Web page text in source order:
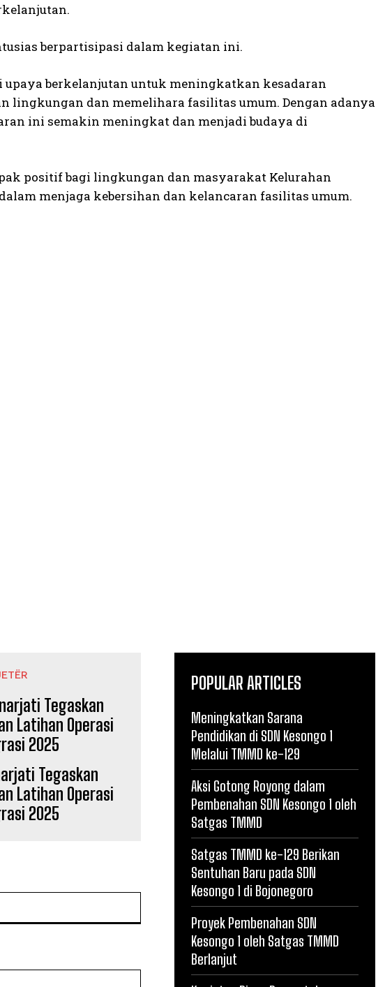
berpartisipasi dalam kegiatan ini.
upaya berkelanjutan untuk meningkatkan kesadaran
lingkungan dan memelihara fasilitas umum. Dengan adanya
ini semakin meningkat dan menjadi budaya di
positif bagi lingkungan dan masyarakat Kelurahan
menjaga kebersihan dan kelancaran fasilitas umum.
Tegaskan
Latihan Operasi
2025
POPULAR ARTICLES
Meningkatkan Sarana
Pendidikan di SDN Kesongo 1
Melalui TMMD ke-129
Aksi Gotong Royong dalam
Pembenahan SDN Kesongo 1 oleh
Satgas TMMD
Satgas TMMD ke-129 Berikan
Sentuhan Baru pada SDN
Kesongo 1 di Bojonegoro
Proyek Pembenahan SDN
Kesongo 1 oleh Satgas TMMD
Berlanjut